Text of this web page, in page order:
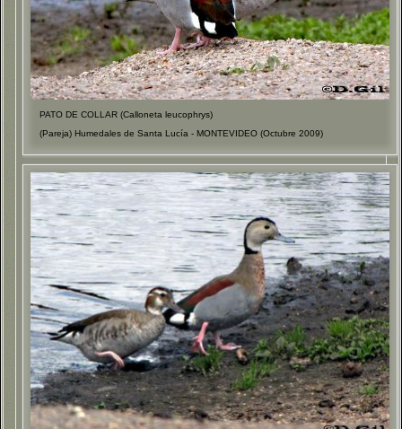
PATO DE COLLAR (Calloneta leucophrys)
(Pareja) Humedales de Santa Lucía - MONTEVIDEO (Octubre 2009)